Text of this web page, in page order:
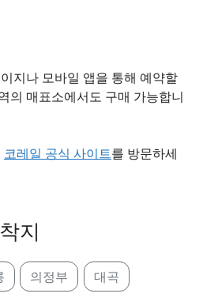
지나 모바일 앱을 통해 예약할
의 매표소에서도 구매 가능합니
코레일 공식 사이트를 방문하세
지
의정부 대곡